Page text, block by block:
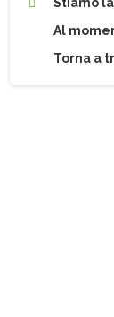
Stiamo
Al
Torna a